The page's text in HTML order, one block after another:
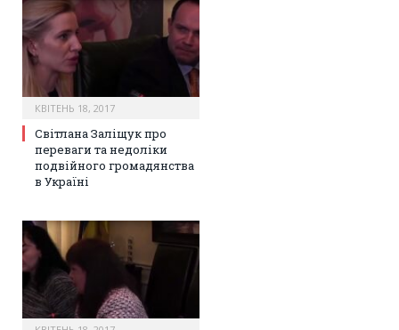
КВІТЕНЬ 18, 2017
Світлана Заліщук про
переваги та недоліки
подвійного громадянства
в Україні